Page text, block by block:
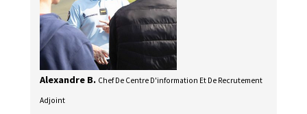
Alexandre B. Chef De Centre D'information Et De Recrutement
Adjoint